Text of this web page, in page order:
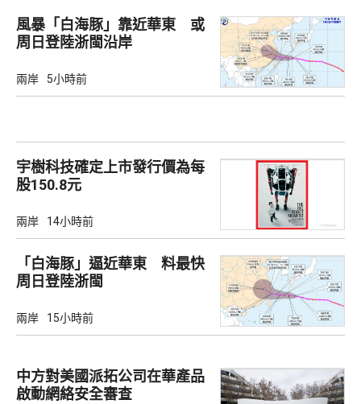
風暴「白海豚」靠近華東 或
周日登陸浙閩沿岸
兩岸 5小時前
宇樹科技確定上市發行價為每
股150.8元
兩岸 14小時前
「白海豚」逼近華東 料最快
周日登陸浙閩
兩岸 15小時前
中方對美國派拓公司在華產品
啟動網絡安全審查